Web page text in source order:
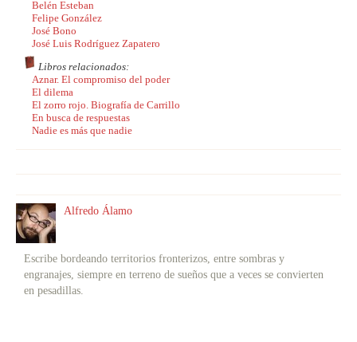
Belén Esteban
Felipe González
José Bono
José Luis Rodríguez Zapatero
Libros relacionados:
Aznar. El compromiso del poder
El dilema
El zorro rojo. Biografía de Carrillo
En busca de respuestas
Nadie es más que nadie
Alfredo Álamo
Escribe bordeando territorios fronterizos, entre sombras y
engranajes, siempre en terreno de sueños que a veces se convierten
en pesadillas.